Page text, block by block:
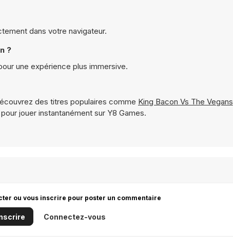
dans votre navigateur.
?
une expérience plus immersive.
des titres populaires comme King Bacon Vs The Vegans
jouer instantanément sur Y8 Games.
ou vous inscrire pour poster un commentaire
Connectez-vous